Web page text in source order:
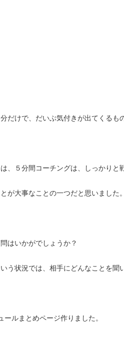
だけで、だいぶ気付きが出てくるも
、５分間コーチングは、しっかりと
が大事なことの一つだと思いました。
はいかがでしょうか？
う状況では、相手にどんなことを聞
ルまとめページ作りました。